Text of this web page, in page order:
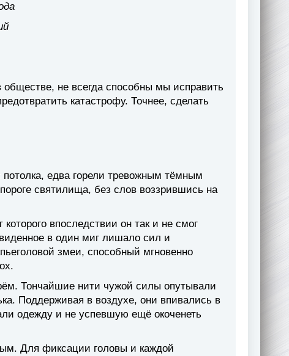
не всегда способны мы исправить
катастрофу. Точнее, сделать
едва горели тревожным тёмным
святилища, без слов воззрившись на
впоследствии он так и не смог
в один миг лишало сил и
змеи, способный мгновенно
Тончайшие нити чужой силы опутывали
Поддерживая в воздухе, они впивались в
одежду и не успевшую ещё окоченеть
Для фиксации головы и каждой